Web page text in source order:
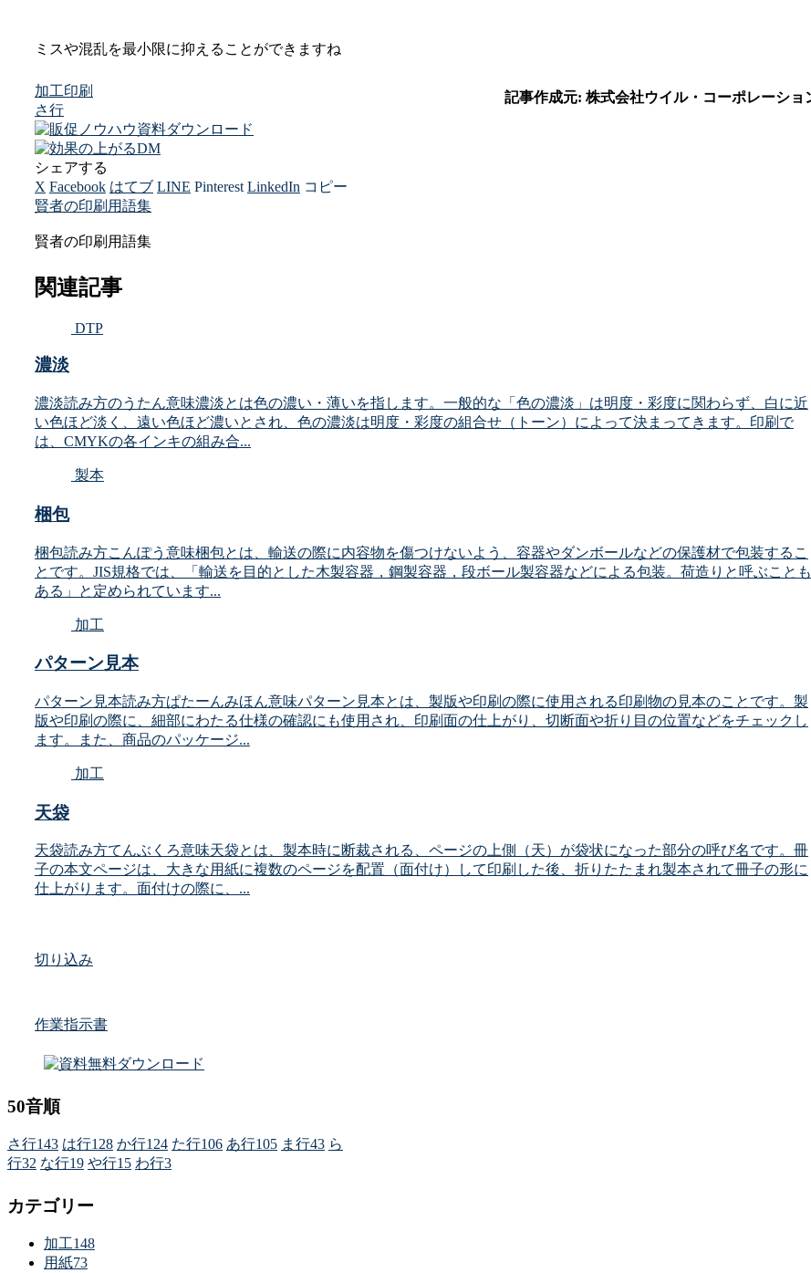
ミスや混乱を最小限に抑えることができますね
加工印刷
さ行
シェアする
X Facebook はてブ LINE Pinterest LinkedIn コピー
賢者の印刷用語集
賢者の印刷用語集
関連記事
DTP
濃淡
濃淡読み方のうたん意味濃淡とは色の濃い・薄いを指します。一般的な「色の濃淡」は明度・彩度に関わらず、白に近
い色ほど淡く、遠い色ほど濃いとされ、色の濃淡は明度・彩度の組合せ（トーン）によって決まってきます。印刷で
は、CMYKの各インキの組み合...
製本
梱包
梱包読み方こんぽう意味梱包とは、輸送の際に内容物を傷つけないよう、容器やダンボールなどの保護材で包装するこ
とです。JIS規格では、「輸送を目的とした木製容器，鋼製容器，段ボール製容器などによる包装。荷造りと呼ぶことも
ある」と定められています...
加工
パターン見本
パターン見本読み方ぱたーんみほん意味パターン見本とは、製版や印刷の際に使用される印刷物の見本のことです。製
版や印刷の際に、細部にわたる仕様の確認にも使用され、印刷面の仕上がり、切断面や折り目の位置などをチェックし
ます。また、商品のパッケージ...
加工
天袋
天袋読み方てんぶくろ意味天袋とは、製本時に断裁される、ページの上側（天）が袋状になった部分の呼び名です。冊
子の本文ページは、大きな用紙に複数のページを配置（面付け）して印刷した後、折りたたまれ製本されて冊子の形に
仕上がります。面付けの際に、...
切り込み
作業指示書
50音順
さ行143 は行128 か行124 た行106 あ行105 ま行43 ら
行32 な行19 や行15 わ行3
カテゴリー
加工148
用紙73